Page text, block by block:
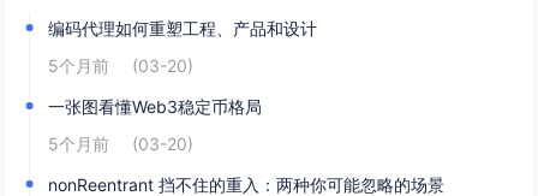
编码代理如何重塑工程、产品和设计
5个月前
(03-20)
一张图看懂Web3稳定币格局
5个月前
(03-20)
nonReentrant 挡不住的重入：两种你可能忽略的场景